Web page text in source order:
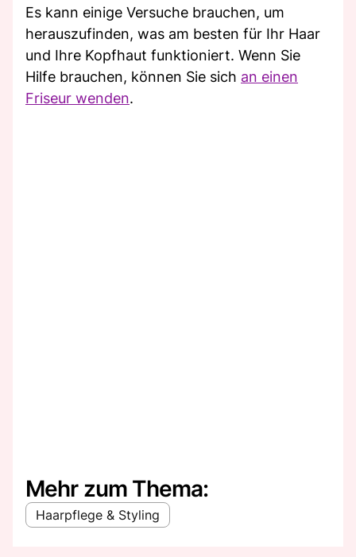
Es kann einige Versuche brauchen, um
herauszufinden, was am besten für Ihr Haar
und Ihre Kopfhaut funktioniert. Wenn Sie
Hilfe brauchen, können Sie sich an einen
Friseur wenden.
Mehr zum Thema:
Haarpflege & Styling